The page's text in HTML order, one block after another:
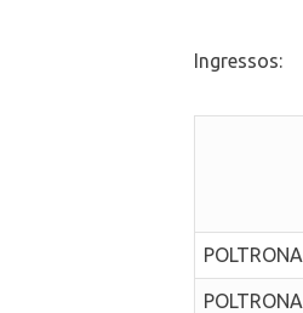
Ingressos: